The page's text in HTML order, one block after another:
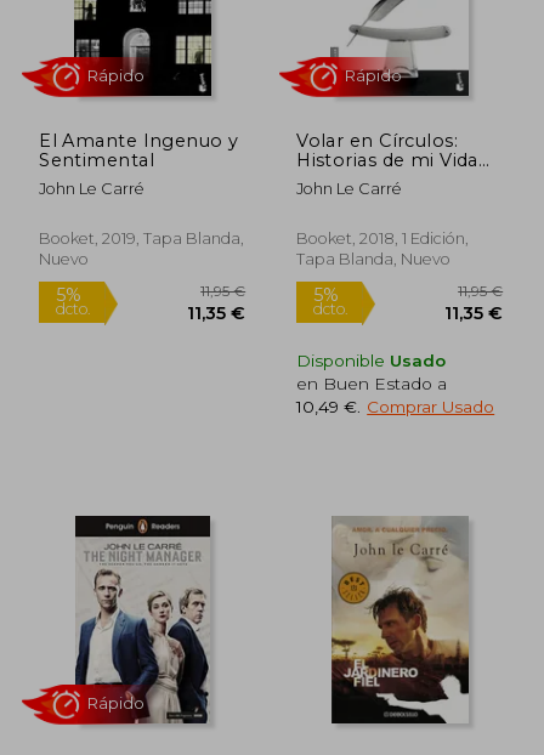
5% 11,95 €
Rápido
5%
Rápido
El Amante Ingenuo y
Sentimental
John Le Carré
Booket, 2019, Tapa Blanda,
Nuevo
Rápido
Volar en Círculos:
Historias de mi Vida
(Volumen
Independiente)
John Le Carré
Booket, 2018, 1 Edición,
Tapa Blanda, Nuevo
Rápido
Disponible Usado
en Buen Estado a
10,49 € Comprar Usado